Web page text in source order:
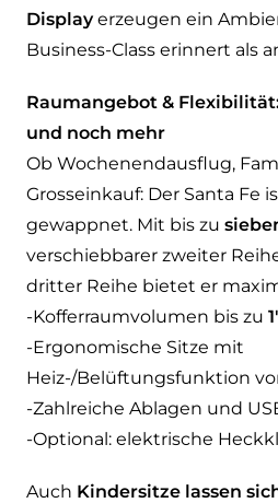
Displayerzeugen ein
Business-Class erinnert als
Raumangebot &
und noch mehr
Ob Wochenendausflug,
Grosseinkauf: Der Santa Fe
gewappnet. Mit bis zu
verschiebbarer zweiter
dritter Reihe bietet er
-Kofferraumvolumen bis zu
-Ergonomische Sitze mit
Heiz-/Belüftungsfunktion
-Zahlreiche Ablagen und
-Optional: elektrische
Auch Kindersitze lassen